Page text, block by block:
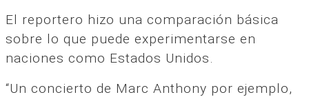
El reportero hizo una comparación básica
sobre lo que puede experimentarse en
naciones como Estados Unidos.
“Un concierto de Marc Anthony por ejemplo,